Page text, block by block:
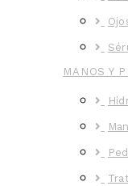
MANOS Y